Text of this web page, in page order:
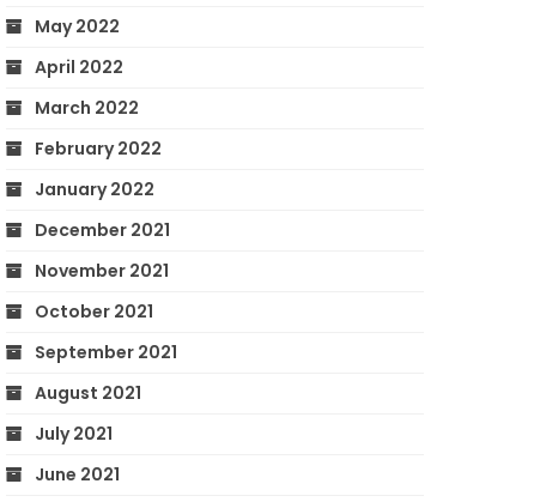
May 2022
April 2022
March 2022
February 2022
January 2022
December 2021
November 2021
October 2021
September 2021
August 2021
July 2021
June 2021